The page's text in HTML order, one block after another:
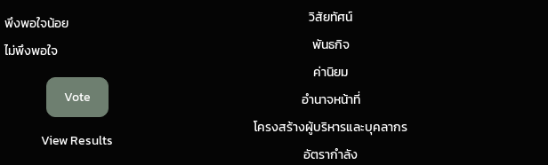
พึงพอใจน้อย
ไม่พึงพอใจ
View Results
วิสัยทัศน์
พันธกิจ
ค่านิยม
อำนาจหน้าที่
โครงสร้างผู้บริหารและบุคลากร
อัตรากำลัง